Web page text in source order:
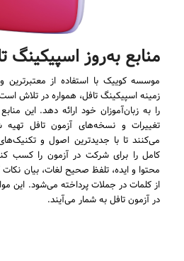
منابع به‌روز اسپیکینگ
موسسه کوییک با استفاده از معتبرترین
زمینه اسپیکینگ تافل، همواره در تلاش
را به زبان‌آموزان خود ارائه دهد. این
تغییرات و نسخه‌های آزمون تافل تهیه
می‌کنند تا با جدیدترین اصول و
کامل را برای شرکت در آزمون را کسب
محتوا و ایده، تلفظ صحیح لغات، بیان
از کلمات در جملات پرداخته می‌شود. این
در آزمون تافل به شمار می‌آیند.